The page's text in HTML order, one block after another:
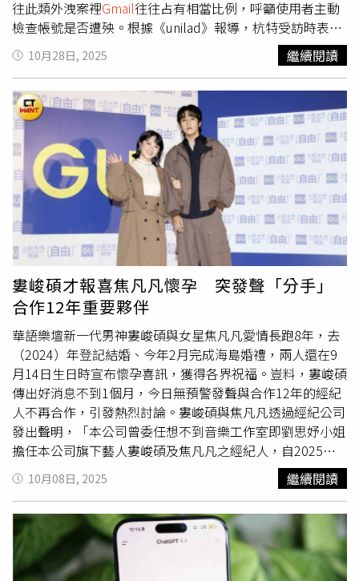
《刑事法典》第302條（謀殺罪）方向調查，黃明志遂於11
月5日凌晨主動到警局自首，並被延扣兩度共9天。黃明志臉
書全文：由於案件還在審理中，報告也還沒出來，還要等好
幾個月才有結果。本來排滿的工作已經被取消到明年底了...
各位如果有幕後工作的可以找我做，收費好談。或者打工也
可以，我會炸雞排、炒飯、煮咖喱、洗黑鍋、還會裝鐵窗。
如果不會的，我可以學，有收入就好了。還有，馬年的新年
歌已經寫好了，但贊助商跑掉了，如果有興趣贊助的可以聯
繫我們，有附贈廣告歌，確定無粗口及不良內容，比歷年的
每一首新年歌都好聽，MV點閱率若低於10M退款一半，農
歷新年前若“出事”則退全款。有意請聯絡：
namewee.official@gmail .com感恩。Kopkun mak mak
krap
往此類外洩案裡Gmail往往占有相當比例，呼籲使用者主動
檢查帳號是否遭殃。根據《unilad》報導，杭特受訪時表
示，這並非單一網站被攻破的集中外洩，而是長期感染使用
者電腦的惡意程式，在背景中攫取瀏覽器儲存的憑證、表單
輸入與自動填入資料，持續生成多份記錄檔並在不同論壇與
私密通道反覆流傳。他在部落格形容，這類資料來源更像一
條「不斷噴出個資的水龍頭」，一旦資料外流，往往會透過
無數管道再散播。杭特提到，受影響族群可能涵蓋使用
Outlook、Yahoo等服務者，但他特別提及Gmail用量龐大，
風險不容小覷。就已知資訊而論，這批資料集的特徵在於
「廣且久」。從數量上看，約1.83億個獨立電郵地址本身已
具規模；從型態上看，除帳號欄位外，同步出現的「曾填寫
過的網站」與「對應密碼」更讓撞庫攻擊的成功率大幅提
升。資安社群關注的焦點，落在這些記錄並非一次性洩漏，
而是多年累積、跨平台彙整的結果。當攻擊者取得新的竊取
記錄檔，便能與舊資料交叉比對，快速拼湊出更完整的身分
圖譜。消息曝光後，Google在受訪時回應，表示並不存在
「新的、特定於Gmail的攻擊」。指稱近日媒體所談的是早
已被業界掌握的資訊竊取活動，目標分散於多種網路行為範
疇，Google以多層防護偵測到憑證異常時，會主動觸發密
碼重設；同時鼓勵用戶開啟兩步驟驗證（2-step
verification），並採用通行金鑰（passkeys）作為更安全
的身份驗證方式。LADbible集團已向Google要求進一步說
明。在面對這波資料外洩時，杭特給出具體作法：前往他經
營的查核平台Have I Been Pwned，於搜尋欄鍵入自己的電
子郵件地址，系統會比對近十年公開可查的外洩名冊，回報
該地址是否曾出現在已知事件中。若檢索結果顯示「命
中」，建議立刻更換對應電郵的密碼，並逐一檢視以該郵件
地址註冊的其他服務，只要與舊密碼相同或相近，就一併更
換；其次，啟用雙重或多重驗證，將簡訊OTP或驗證器App
10月28日, 2025 繼續閱讀
婁峻碩才報喜焦凡凡懷孕 突發聲「分手」
合作12年重要夥伴
華語樂壇新一代男神婁峻碩與女星焦凡凡愛情長跑8年，去
（2024）年登記結婚、今年2月完成海島婚禮，兩人還在9
月14日生日時宣布懷孕喜訊，獲得各界祝福。豈料，婁峻碩
傳出好消息不到1個月，今日無預警發聲與合作12年的經紀
人不再合作，引發熱烈討論。婁峻碩與焦凡凡透過經紀公司
發出聲明，「本公司曾委任想不到音樂工作室即劉思妤小姐
擔任本公司旗下藝人婁峻碩及焦凡凡之經紀人，自2025年
10月8日起，想不到音樂工作室即劉思妤小姐不再擔任本公
司旗下藝人婁峻碩及焦凡凡之經紀人，特此公告周知。」聲
明中也強調，日後有關伊弗龐金有限公司旗下藝人婁峻碩及
焦凡凡的演出案件之接洽、聯繫，可以撥打手機
0935989298與Yvonne或是寫email至
evilpumpkinltd@gmail
.com洽辦。不過，因為婁峻碩與前
10月08日, 2025 繼續閱讀